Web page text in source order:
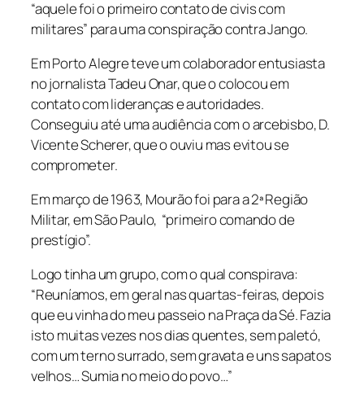
“aquele foi o primeiro contato de civis com
militares” para uma conspiração contra Jango.
Em Porto Alegre teve um colaborador entusiasta
no jornalista Tadeu Onar, que o colocou em
contato com lideranças e autoridades.
Conseguiu até uma audiência com o arcebisbo, D.
Vicente Scherer, que o ouviu mas evitou se
comprometer.
Em março de 1963, Mourão foi para a 2ª Região
Militar, em São Paulo, “primeiro comando de
prestígio”.
Logo tinha um grupo, com o qual conspirava:
“Reuníamos, em geral nas quartas-feiras, depois
que eu vinha do meu passeio na Praça da Sé. Fazia
isto muitas vezes nos dias quentes, sem paletó,
com um terno surrado, sem gravata e uns sapatos
velhos… Sumia no meio do povo…”